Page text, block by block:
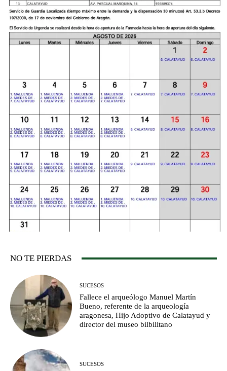
NO TE PIERDAS
SUCESOS
Fallece el arqueólogo Manuel Martín
Bueno, referente de la arqueología
aragonesa, Hijo Adoptivo de Calatayud y
director del museo bilbilitano
SUCESOS